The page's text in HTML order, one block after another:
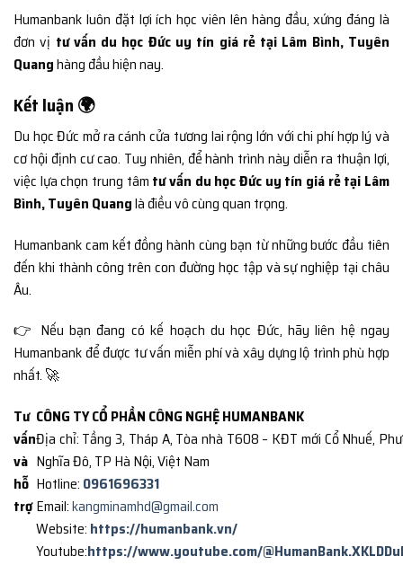
Humanbank luôn đặt lợi ích học viên lên hàng đầu, xứng đáng là
đơn vị tư vấn du học Đức uy tín giá rẻ tại Lâm Bình, Tuyên
Quanghàng đầu hiện nay.
Kết luận 🌍
Du học Đức mở ra cánh cửa tương lai rộng lớn với chi phí hợp lý và
cơ hội định cư cao. Tuy nhiên, để hành trình này diễn ra thuận lợi,
việc lựa chọn trung tâm tư vấn du học Đức uy tín giá rẻ tại Lâm
Bình, Tuyên Quanglà điều vô cùng quan trọng.
Humanbank cam kết đồng hành cùng bạn từ những bước đầu tiên
đến khi thành công trên con đường học tập và sự nghiệp tại châu
Âu.
👉 Nếu bạn đang có kế hoạch du học Đức, hãy liên hệ ngay
Humanbank để được tư vấn miễn phí và xây dựng lộ trình phù hợp
nhất. 🚀
Tư
vấn
và
hỗ
trợ
CÔNG TY CỔ PHẦN CÔNG NGHỆ HUMANBANK
Địa chỉ: Tầng 3, Tháp A, Tòa nhà T608 – KĐT mới Cổ Nhuế,
Nghĩa Đô, TP Hà Nội, Việt Nam
Hotline: 0961696331
Email:kangminamhd@gmail.com
Website: https://humanbank.vn/
Youtube:https://www.youtube.com/